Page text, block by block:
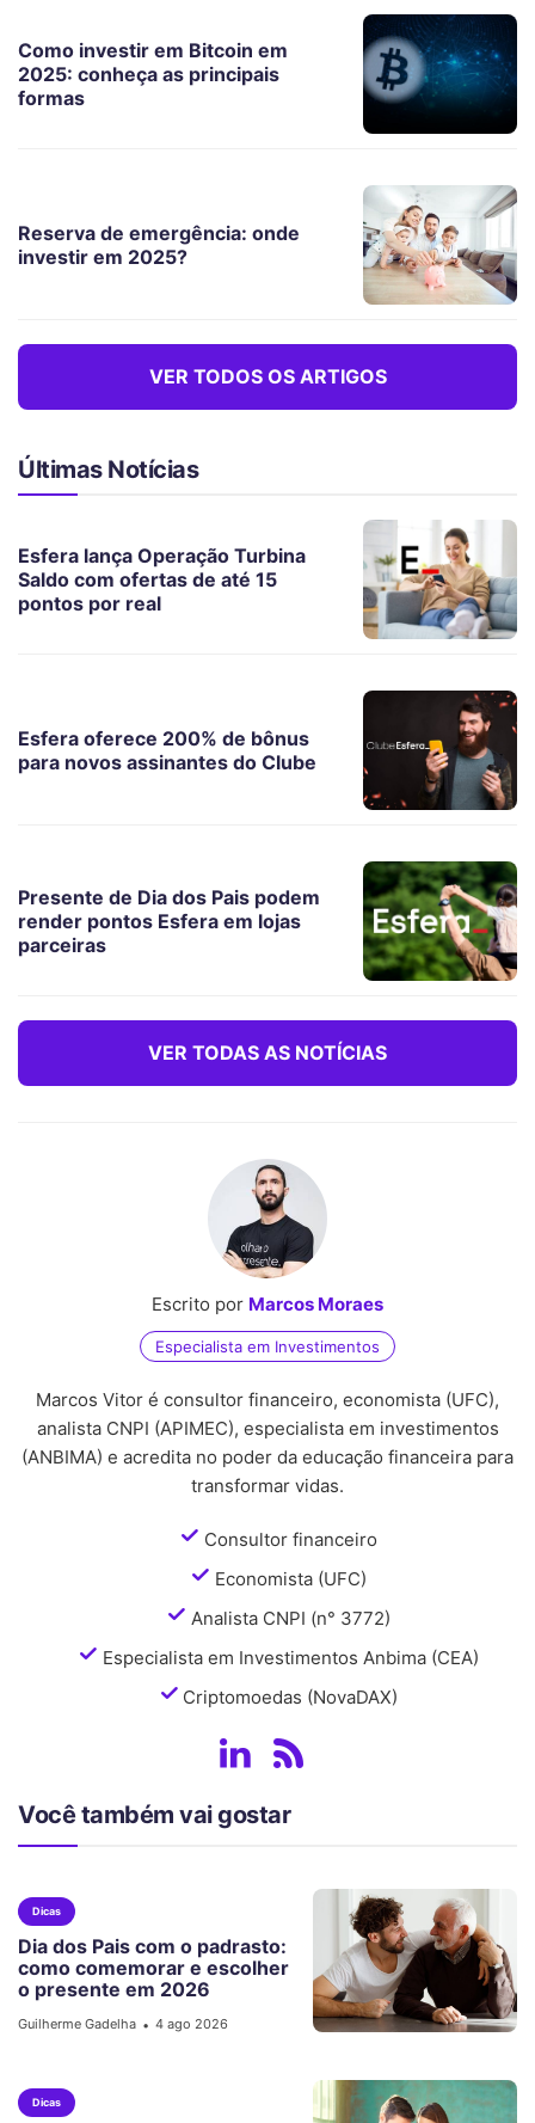
Como investir em Bitcoin em
2025: conheça as principais
formas
Reserva de emergência: onde
investir em 2025?
VER TODOS OS ARTIGOS
Últimas Notícias
Esfera lança Operação Turbina
Saldo com ofertas de até 15
pontos por real
Esfera oferece 200% de bônus
para novos assinantes do Clube
Presente de Dia dos Pais podem
render pontos Esfera em lojas
parceiras
VER TODAS AS NOTÍCIAS
Escrito por Marcos Moraes
Especialista em Investimentos
Marcos Vitor é consultor financeiro, economista (UFC),
analista CNPI (APIMEC), especialista em investimentos
(ANBIMA) e acredita no poder da educação financeira para
transformar vidas.
Consultor financeiro
Economista (UFC)
Analista CNPI (n° 3772)
Especialista em Investimentos Anbima (CEA)
Criptomoedas (NovaDAX)
Você também vai gostar
Dicas
Dia dos Pais com o padrasto:
como comemorar e escolher
o presente em 2026
Guilherme Gadelha • 4 ago 2026
Dicas